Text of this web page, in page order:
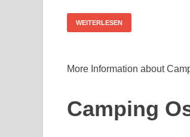
WEITERLESEN
More Information about
Camping